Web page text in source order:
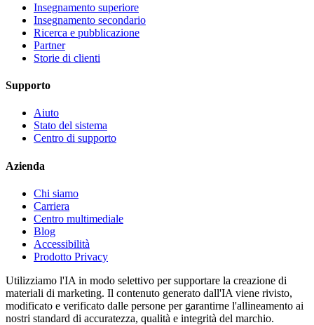
Insegnamento superiore
Insegnamento secondario
Ricerca e pubblicazione
Partner
Storie di clienti
Supporto
Aiuto
Stato del sistema
Centro di supporto
Azienda
Chi siamo
Carriera
Centro multimediale
Blog
Accessibilità
Prodotto Privacy
Utilizziamo l'IA in modo selettivo per supportare la creazione di
materiali di marketing. Il contenuto generato dall'IA viene rivisto,
modificato e verificato dalle persone per garantirne l'allineamento ai
nostri standard di accuratezza, qualità e integrità del marchio.